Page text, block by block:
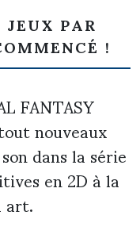
PAR!
FANTASY
nouveaux
dans la série
en 2D à la